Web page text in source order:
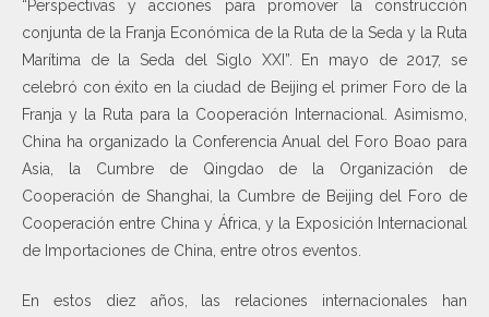
“Perspectivas y acciones para promover la construcción
conjunta de la Franja Económica de la Ruta de la Seda y la Ruta
Marítima de la Seda del Siglo XXI”. En mayo de 2017, se
celebró con éxito en la ciudad de Beijing el primer Foro de la
Franja y la Ruta para la Cooperación Internacional. Asimismo,
China ha organizado la Conferencia Anual del Foro Boao para
Asia, la Cumbre de Qingdao de la Organización de
Cooperación de Shanghai, la Cumbre de Beijing del Foro de
Cooperación entre China y África, y la Exposición Internacional
de Importaciones de China, entre otros eventos.
En estos diez años, las relaciones internacionales han